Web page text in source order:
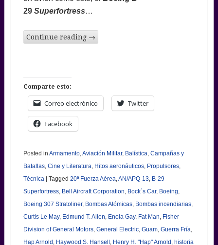
29 Superfortress…
Continue reading →
Comparte esto:
Correo electrónico Twitter
Facebook
Posted in Armamento,Aviación Militar, Balística, Campañas y
Batallas, Cine y Literatura, Hitos aeronáuticos, Propulsores,
Técnica
Tagged 20ª Fuerza Aérea,AN/APQ-13, B-29
Superfortress, Bell Aircraft Corporation, Bock´s Car, Boeing,
Boeing 307 Stratoliner, Bombas Atómicas, Bombas incendiarias,
Curtis Le May, Edmund T. Allen, Enola Gay, Fat Man, Fisher
Division of General Motors, General Electric, Guam, Guerra Fría,
Hap Arnold , Haywood S. Hansell , Henry H. "Hap" Arnold , historia